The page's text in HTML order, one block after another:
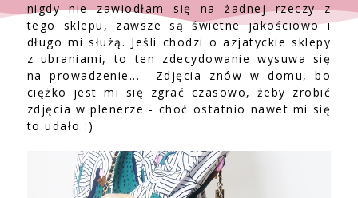
nigdy nie zawiodłam się na żadnej rzeczy z
tego sklepu, zawsze są świetne jakościowo i
długo mi służą. Jeśli chodzi o azjatyckie sklepy
z ubraniami, to ten zdecydowanie wysuwa się
na prowadzenie... Zdjęcia znów w domu, bo
ciężko jest mi się zgrać czasowo, żeby zrobić
zdjęcia w plenerze - choć ostatnio nawet mi się
to udało :)